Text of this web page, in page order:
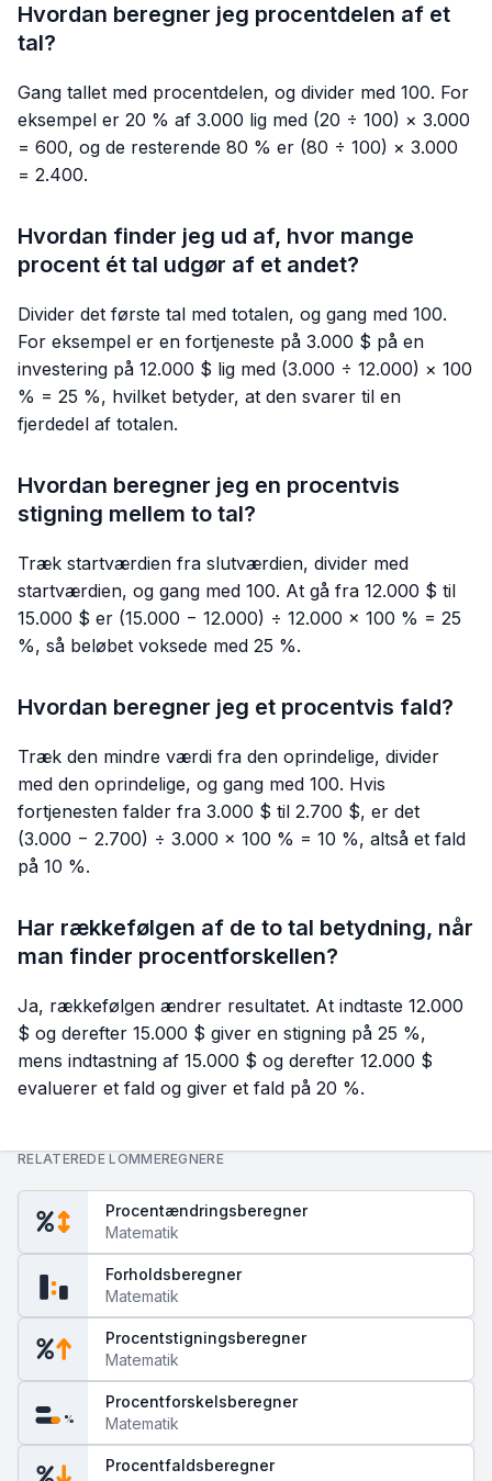
Hvordan beregner jeg procentdelen af et
tal?
Gang tallet med procentdelen, og divider med 100. For
eksempel er 20 % af 3.000 lig med (20 ÷ 100) × 3.000
= 600, og de resterende 80 % er (80 ÷ 100) × 3.000
= 2.400.
Hvordan finder jeg ud af, hvor mange
procent ét tal udgør af et andet?
Divider det første tal med totalen, og gang med 100.
For eksempel er en fortjeneste på 3.000 $ på en
investering på 12.000 $ lig med (3.000 ÷ 12.000) × 100
% = 25 %, hvilket betyder, at den svarer til en
fjerdedel af totalen.
Hvordan beregner jeg en procentvis
stigning mellem to tal?
Træk startværdien fra slutværdien, divider med
startværdien, og gang med 100. At gå fra 12.000 $ til
15.000 $ er (15.000 − 12.000) ÷ 12.000 × 100 % = 25
%, så beløbet voksede med 25 %.
Hvordan beregner jeg et procentvis fald?
Træk den mindre værdi fra den oprindelige, divider
med den oprindelige, og gang med 100. Hvis
fortjenesten falder fra 3.000 $ til 2.700 $, er det
(3.000 − 2.700) ÷ 3.000 × 100 % = 10 %, altså et fald
på 10 %.
Har rækkefølgen af de to tal betydning, når
man finder procentforskellen?
Ja, rækkefølgen ændrer resultatet. At indtaste 12.000
$ og derefter 15.000 $ giver en stigning på 25 %,
mens indtastning af 15.000 $ og derefter 12.000 $
evaluerer et fald og giver et fald på 20 %.
RELATEREDE LOMMEREGNERE
Procentændringsberegner
Matematik
Forholdsberegner
Matematik
Procentstigningsberegner
Matematik
%
Procentforskelsberegner
Matematik
Procentfaldsberegner